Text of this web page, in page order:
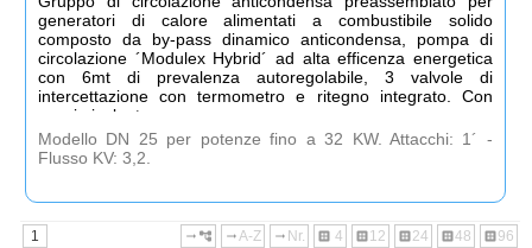
generatori di calore alimentati a combustibile solido
composto da by-pass dinamico anticondensa, pompa di
circolazione ´Modulex Hybrid´ ad alta efficenza energetica
con 6mt di prevalenza autoregolabile, 3 valvole di
intercettazione con termometro e ritegno integrato. Con
guscio isolante.
Modello DN 25 per potenze fino a 32 KW. Attacchi: 1´ -
Flusso KV: 3,2.
1 dataset 96
dataset 48
dataset 24
dataset 12
dataset 4
arrow_right_alt Nr.
arrow_right_altA-Z
arrow_right_alt account_tree